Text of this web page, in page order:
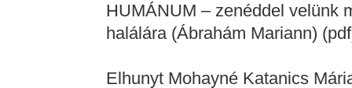
HUMÁNUM – zenéddel velünk
halálára (Ábrahám Mariann)
Elhunyt Mohayné Katanics